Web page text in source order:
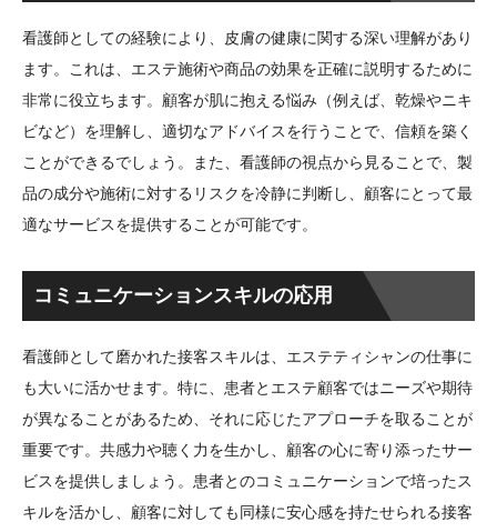
看護師としての経験により、皮膚の健康に関する深い理解があり
ます。これは、エステ施術や商品の効果を正確に説明するために
非常に役立ちます。顧客が肌に抱える悩み（例えば、乾燥やニキ
ビなど）を理解し、適切なアドバイスを行うことで、信頼を築く
ことができるでしょう。また、看護師の視点から見ることで、製
品の成分や施術に対するリスクを冷静に判断し、顧客にとって最
適なサービスを提供することが可能です。
コミュニケーションスキルの応用
看護師として磨かれた接客スキルは、エステティシャンの仕事に
も大いに活かせます。特に、患者とエステ顧客ではニーズや期待
が異なることがあるため、それに応じたアプローチを取ることが
重要です。共感力や聴く力を生かし、顧客の心に寄り添ったサー
ビスを提供しましょう。患者とのコミュニケーションで培ったス
キルを活かし、顧客に対しても同様に安心感を持たせられる接客